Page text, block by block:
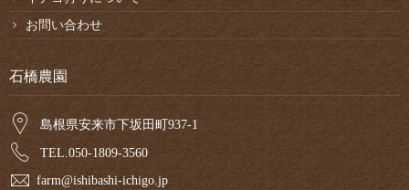
お問い合わせ
石橋農園
島根県安来市下坂田町937-1
TEL.050-1809-3560
farm@ishibashi-ichigo.jp